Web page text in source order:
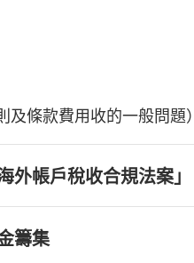
及條款費用收的一般問題）
外帳戶稅收合規法案」
籌集